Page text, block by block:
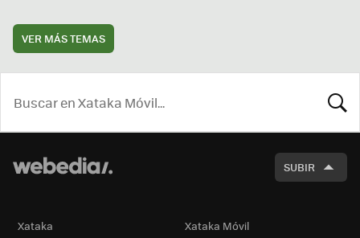
VER MÁS TEMAS
SUBIR
Xataka Xataka Móvil